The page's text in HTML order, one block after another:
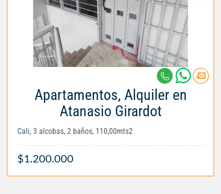
Apartamentos, Alquiler en
Atanasio Girardot
Cali, 3 alcobas, 2 baños, 110,00mts2
$1.200.000